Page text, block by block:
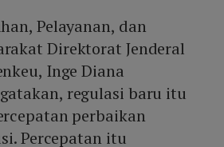
Pelayanan, dan
Direktorat Jenderal
Inge Diana
regulasi baru itu
perbaikan
Percepatan itu